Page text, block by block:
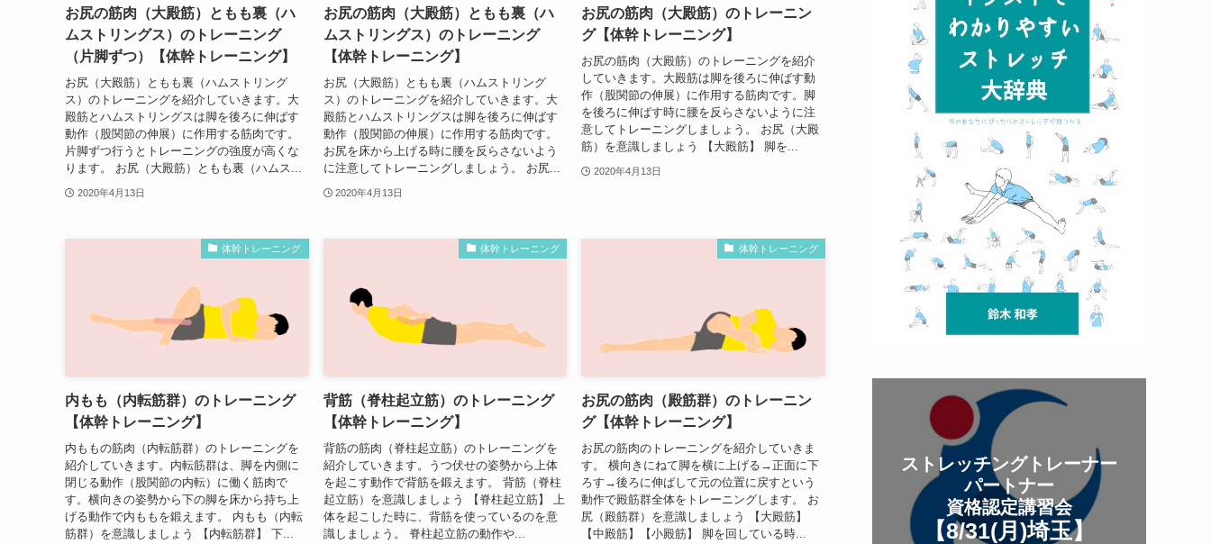
お尻の筋肉（大殿筋）ともも裏（ハ
ムストリングス）のトレーニング
（片脚ずつ）【体幹トレーニング】
お尻（大殿筋）ともも裏（ハムストリング
ス）のトレーニングを紹介していきます。大
殿筋とハムストリングスは脚を後ろに伸ばす
動作（股関節の伸展）に作用する筋肉です。
片脚ずつ行うとトレーニングの強度が高くな
ります。 お尻（大殿筋）ともも裏（ハムス...
2020年4月13日
お尻の筋肉（大殿筋）ともも裏（ハ
ムストリングス）のトレーニング
【体幹トレーニング】
お尻（大殿筋）ともも裏（ハムストリング
ス）のトレーニングを紹介していきます。大
殿筋とハムストリングスは脚を後ろに伸ばす
動作（股関節の伸展）に作用する筋肉です。
お尻を床から上げる時に腰を反らさないよう
に注意してトレーニングしましょう。 お尻...
2020年4月13日
お尻の筋肉（大殿筋）のトレーニン
グ【体幹トレーニング】
お尻の筋肉（大殿筋）のトレーニングを紹介
していきます。大殿筋は脚を後ろに伸ばす動
作（股関節の伸展）に作用する筋肉です。脚
を後ろに伸ばす時に腰を反らさないように注
意してトレーニングしましょう。 お尻（大殿
筋）を意識しましょう 【大殿筋】 脚を...
2020年4月13日
体幹トレーニング
内もも（内転筋群）のトレーニング
【体幹トレーニング】
内ももの筋肉（内転筋群）のトレーニングを
紹介していきます。内転筋群は、脚を内側に
閉じる動作（股関節の内転）に働く筋肉で
す。横向きの姿勢から下の脚を床から持ち上
げる動作で内ももを鍛えます。 内もも（内転
筋群）を意識しましょう 【内転筋群】 下...
体幹トレーニング
背筋（脊柱起立筋）のトレーニング
【体幹トレーニング】
背筋の筋肉（脊柱起立筋）のトレーニングを
紹介していきます。うつ伏せの姿勢から上体
を起こす動作で背筋を鍛えます。 背筋（脊柱
起立筋）を意識しましょう 【脊柱起立筋】 上
体を起こした時に、背筋を使っているのを意
識しましょう。 脊柱起立筋の動作や...
体幹トレーニング
お尻の筋肉（殿筋群）のトレーニン
グ【体幹トレーニング】
お尻の筋肉のトレーニングを紹介していきま
す。 横向きにねて脚を横に上げる→正面に下
ろす→後ろに伸ばして元の位置に戻すという
動作で殿筋群全体をトレーニングします。 お
尻（殿筋群）を意識しましょう 【大殿筋】
【中殿筋】【小殿筋】 脚を回している時...
ストレッチングトレーナー
パートナー
資格認定講習会
【8/31(月 )埼玉】